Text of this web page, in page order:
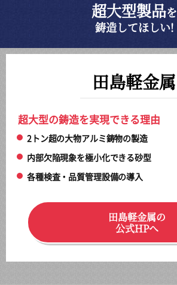
超大型製品を
鋳造してほしい!
田島軽金属
超大型の鋳造を実現できる理由
2トン超の大物アルミ鋳物の製造
内部欠陥現象を極小化できる砂型
各種検査・品質管理設備の導入
田島軽金属の
公式HPへ